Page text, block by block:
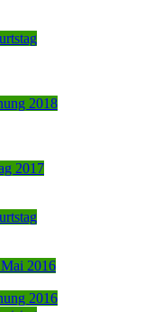
2018
2017
2016
2016